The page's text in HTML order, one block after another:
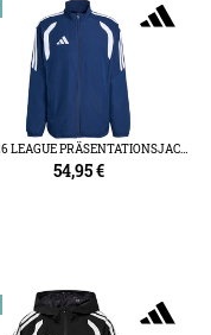
TIRO 26 LEAGUE PRÄSENTATIONSJACKE
54,95€